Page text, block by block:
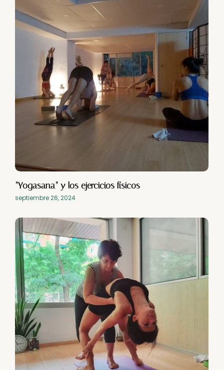
“Yogasana” y los ejercicios físicos
septiembre 26, 2024